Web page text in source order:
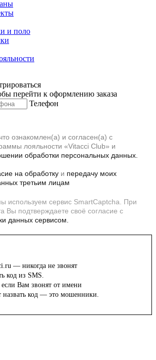
и поло
перейти к оформлению заказа
Телефон
ознакомлен(а) и согласен(а) с
лояльности «Vitacci Club» и
обработки персональных данных.
на обработку и передачу моих
третьим лицам
используем сервис SmartCaptcha. При
Вы подтверждаете своё согласие с
данных сервисом.
— никогда не звонят
код из SMS.
если Вам звонят от имени
назвать код — это мошенники.